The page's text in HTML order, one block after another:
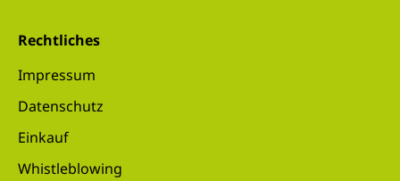
Rechtliches
Impressum
Datenschutz
Einkauf
Whistleblowing